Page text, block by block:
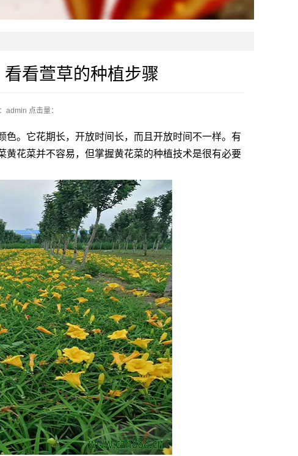
看萱草的种植步骤
admin 点击量：
。它花期长，开放时间长，而且开放时间不一样。有
花菜并不容易，但掌握黄花菜的种植技术是很有必要